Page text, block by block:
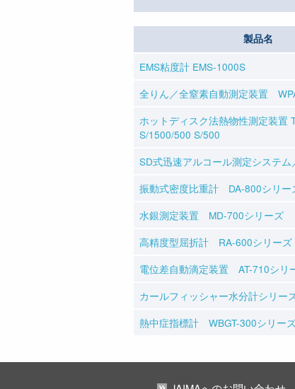
製品名
EMS粘度計 EMS-1000S
全りん／全窒素自動測定装置
ホットディスク法熱物性測定装置
S/1500/500 S/500
SD式迅速アルコール測定システム
振動式密度比重計 DA-800シリー
水銀測定装置 MD-700シリーズ
高精度型屈折計 RA-600シリーズ
電位差自動滴定装置 AT-710シリ
カールフィッシャー水分計シリー
熱中症指標計 WBGT-300シリー